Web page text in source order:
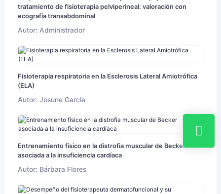
tratamiento de fisioterapia pelviperineal: valoración con
ecografía transabdominal
Autor: Administrador
Fisioterapia respiratoria en la Esclerosis Lateral Amiotrófica
(ELA)
Autor: Josune Garcia
Entrenamiento físico en la distrofia muscular de Becker
asociada a la insuficiencia cardíaca
Autor: Bárbara Flores